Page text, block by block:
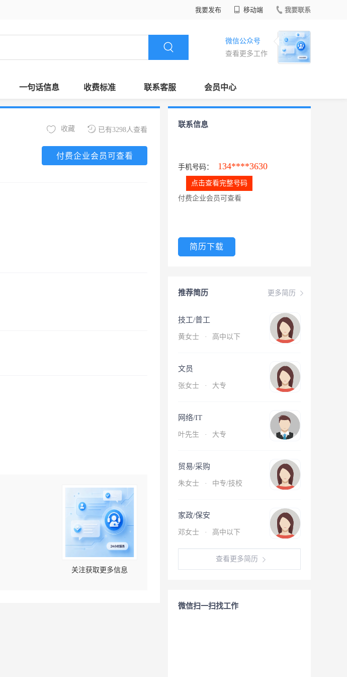
我要发布 移动端 我要联系
微信公众号
查看更多工作
一句话信息 收费标准 联系客服 会员中心
已有3298人查看
收藏
付费企业会员可查看
关注获取更多信息
联系信息
手机号码： 134****3630
点击查看完整号码
付费企业会员可查看
简历下载
更多简历
推荐简历
技工/普工
黄女士 · 高中以下
文员
张女士 · 大专
网络/IT
叶先生 · 大专
贸易/采购
朱女士 · 中专/技校
家政/保安
邓女士 · 高中以下
查看更多简历
微信扫一扫找工作